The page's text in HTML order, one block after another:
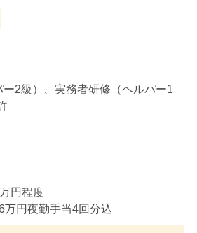
2級）、実務者研修（ヘルパー1
円程度
万円夜勤手当4回分込